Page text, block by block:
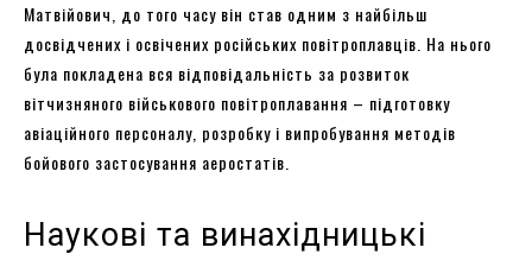
Матвійович, до того часу він став одним з найбільш
досвідчених і освічених російських повітроплавців. На нього
була покладена вся відповідальність за розвиток
вітчизняного військового повітроплавання – підготовку
авіаційного персоналу, розробку і випробування методів
бойового застосування аеростатів.
Наукові та винахідницькі